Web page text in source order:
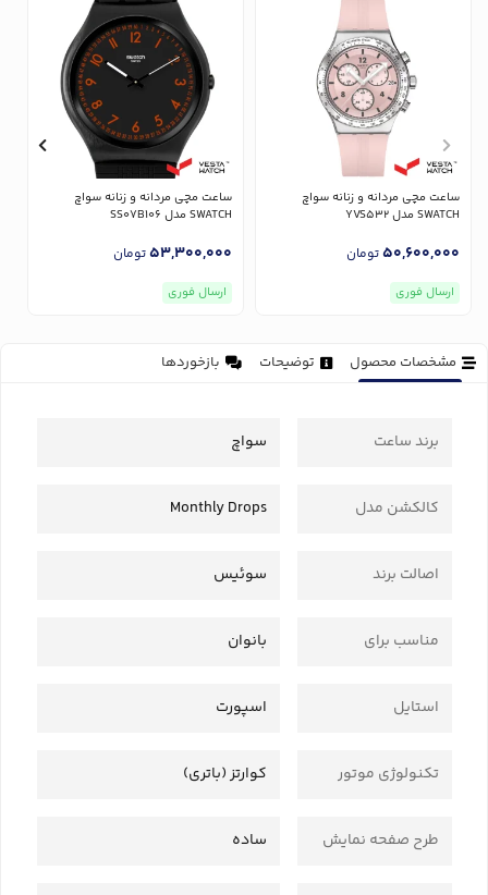
ساعت مچی مردانه و زنانه سواچ
SWATCH مدل YVS532
50,600,000تومان
ارسال فوری
ساعت مچی مردانه و زنانه سواچ
SWATCH مدل SS07B106
53,300,000تومان
ارسال فوری
مشخصات محصول توضیحات بازخوردها
برند ساعت سواچ
کالکشن مدل Monthly Drops
اصالت برند سوئیس
مناسب برای بانوان
استایل اسپورت
تکنولوژی موتور کوارتز (باتری)
طرح صفحه نمایش ساده